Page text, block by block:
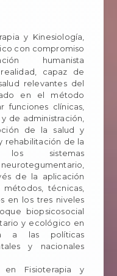
y Kinesiología,
con compromiso
humanista
capaz de
relevantes del
en el método
funciones clínicas,
de administración,
de la salud y
rehabilitación de la
sistemas
de la aplicación
técnicas,
en los tres niveles
biopsicosocial
y ecológico en
a las políticas
y nacionales
en Fisioterapia y